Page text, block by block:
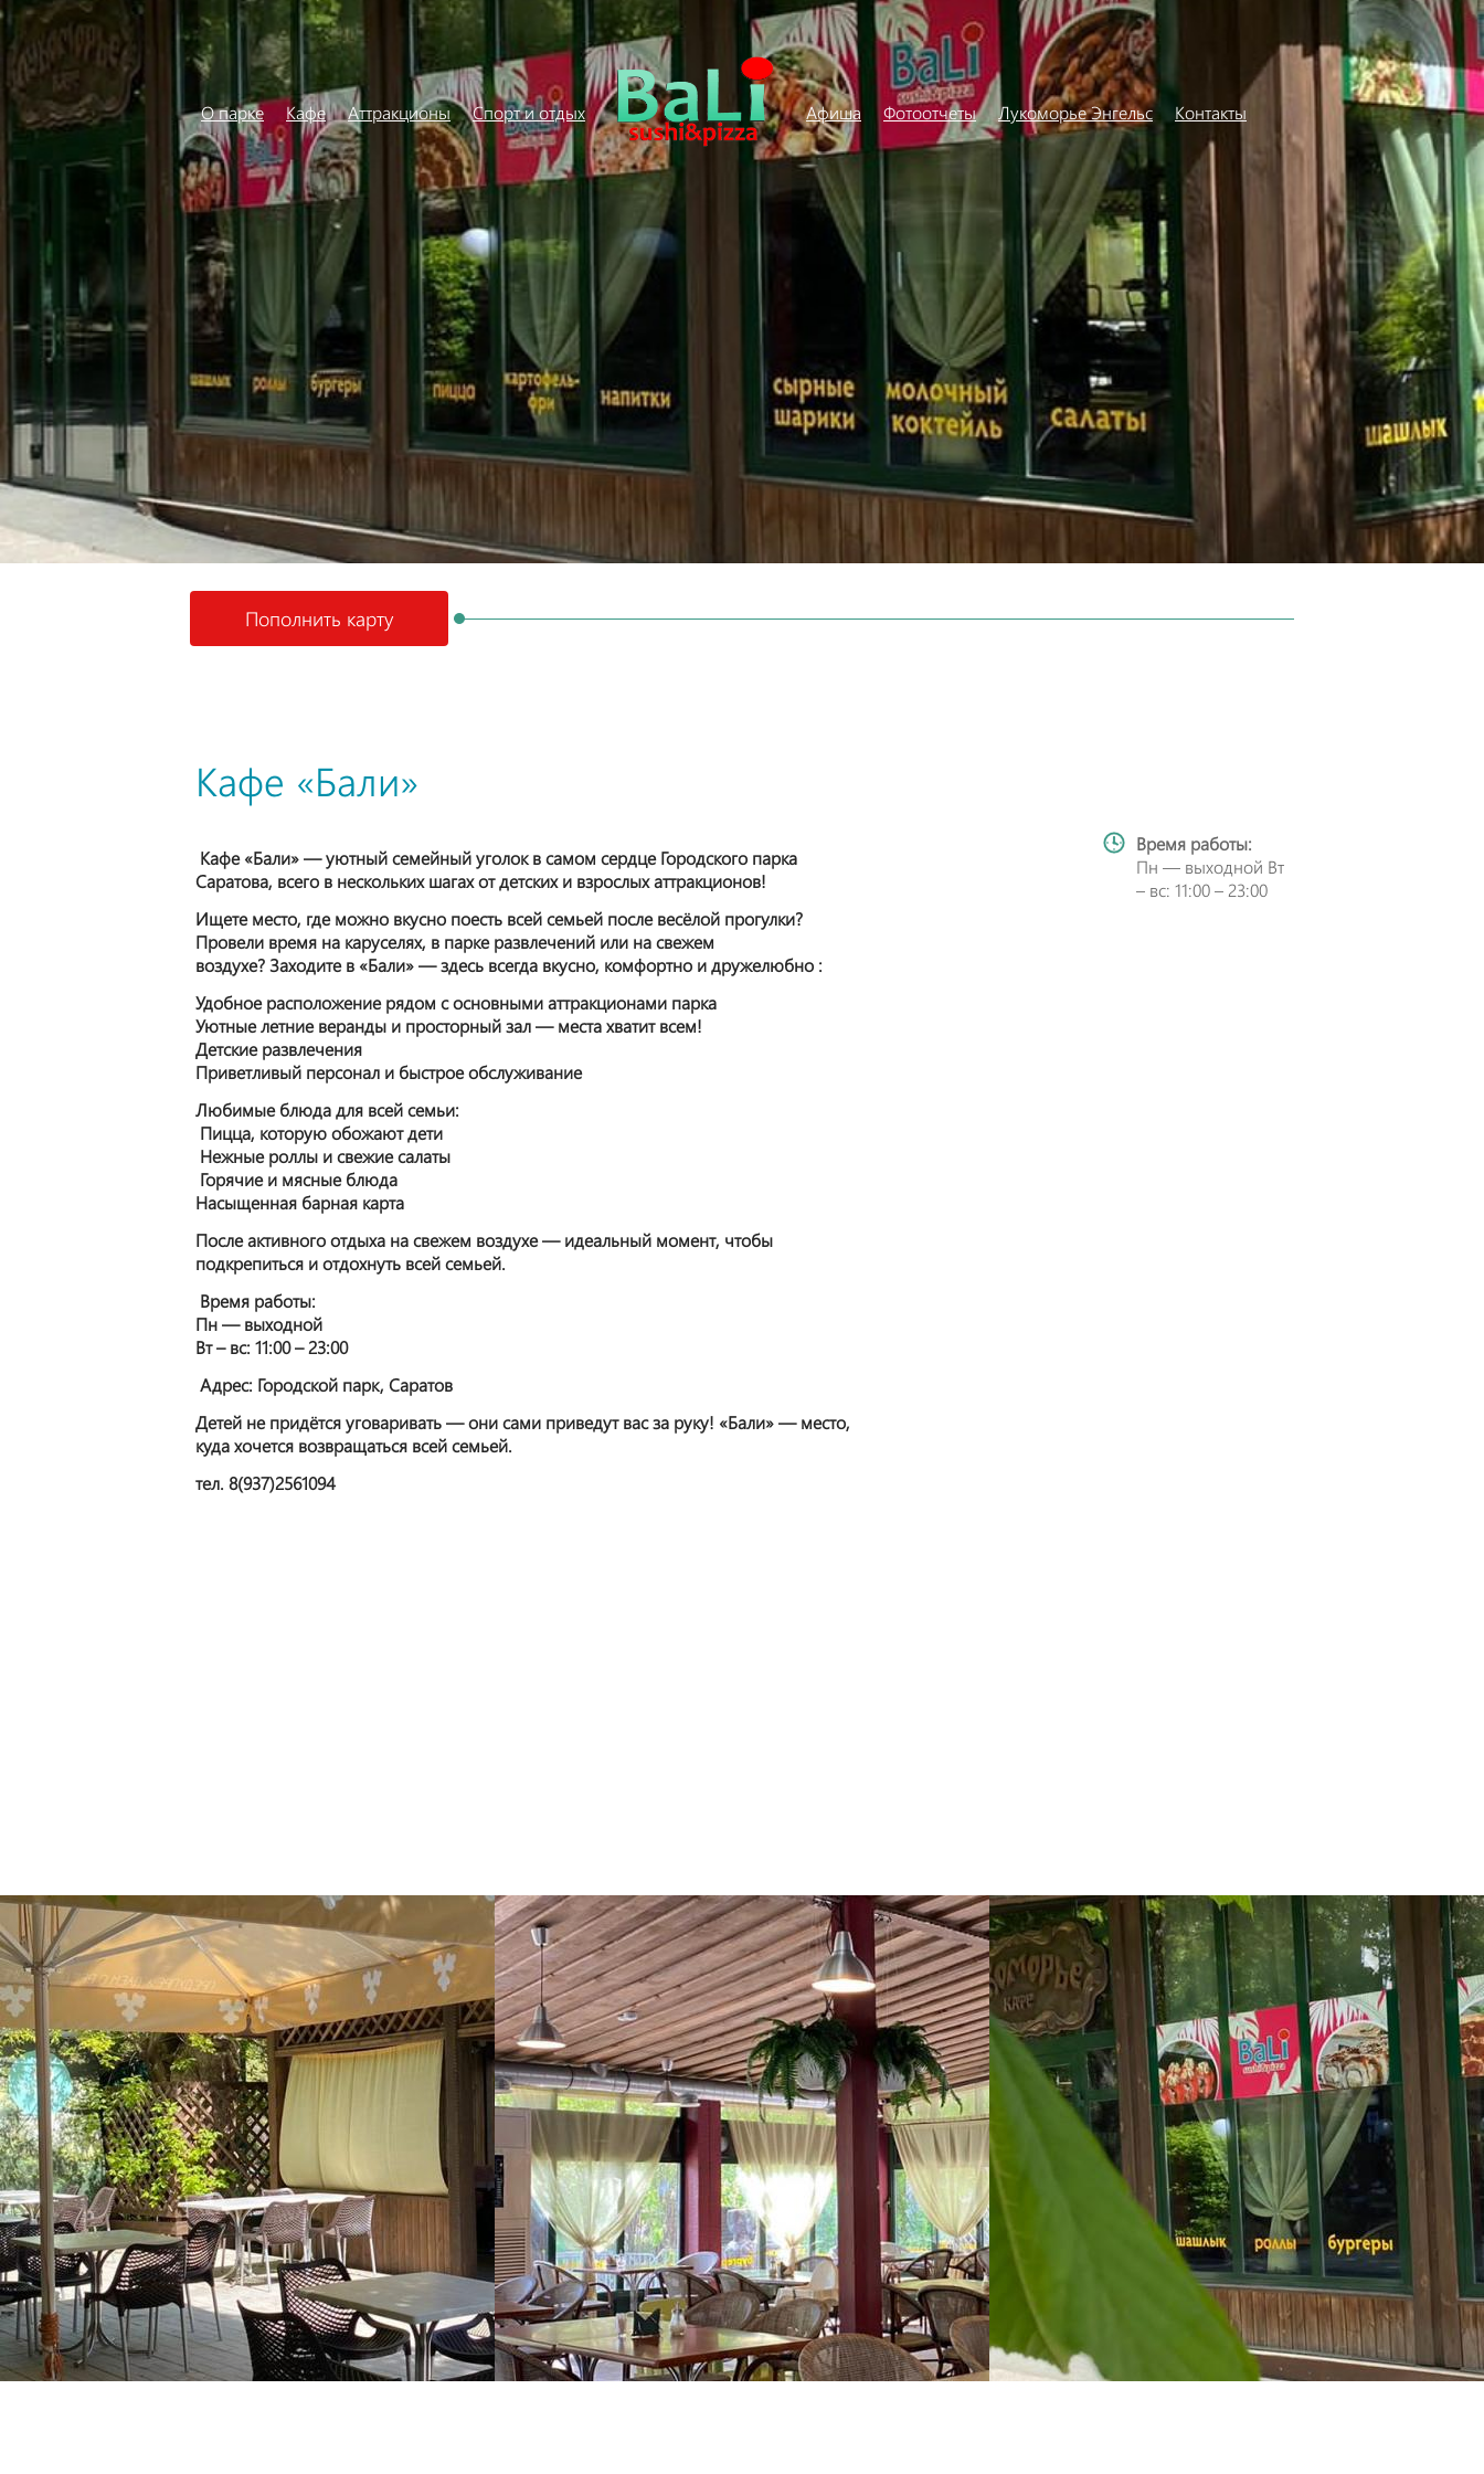
О парке Кафе Аттракционы Спорт и отдых Афиша Фотоотчеты Лукоморье Энгельс Контакты
Пополнить карту
Кафе «Бали»
Время работы:
Пн — выходной Вт
– вс: 11:00 – 23:00
Кафе «Бали» — уютный семейный уголок в самом сердце Городского парка
Саратова, всего в нескольких шагах от детских и взрослых аттракционов!
Ищете место, где можно вкусно поесть всей семьей после весёлой прогулки?
Провели время на каруселях, в парке развлечений или на свежем
воздухе? Заходите в «Бали» — здесь всегда вкусно, комфортно и дружелюбно :
Удобное расположение рядом с основными аттракционами парка
Уютные летние веранды и просторный зал — места хватит всем!
Детские развлечения
Приветливый персонал и быстрое обслуживание
Любимые блюда для всей семьи:
Пицца, которую обожают дети
Нежные роллы и свежие салаты
Горячие и мясные блюда
Насыщенная барная карта
После активного отдыха на свежем воздухе — идеальный момент, чтобы
подкрепиться и отдохнуть всей семьей.
Время работы:
Пн — выходной
Вт – вс: 11:00 – 23:00
Адрес: Городской парк, Саратов
Детей не придётся уговаривать — они сами приведут вас за руку! «Бали» — место,
куда хочется возвращаться всей семьей.
тел. 8(937)2561094